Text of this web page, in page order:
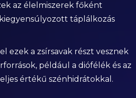
az élelmiszerek főként
táplálkozás
ezek a zsírsavak részt vesznek
például a diófélék és az
értékű szénhidrátokkal.